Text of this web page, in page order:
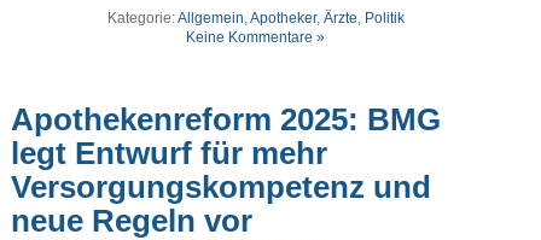
Kategorie:Allgemein,Apotheker, Ärzte, Politik
Keine Kommentare »
Apothekenreform 2025: BMG
legt Entwurf für mehr
Versorgungskompetenz und
neue Regeln vor